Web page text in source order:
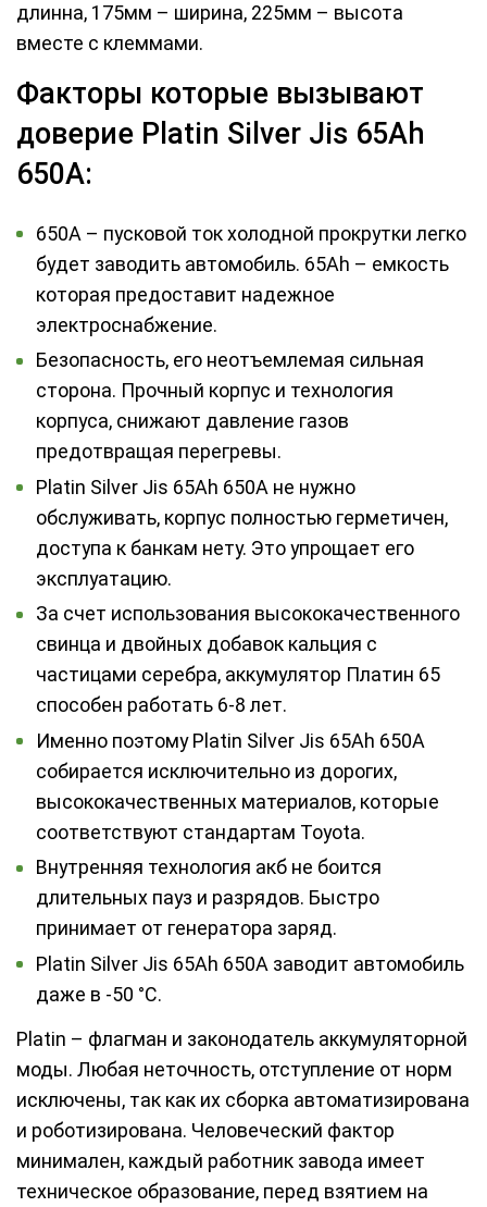
длинна, 175мм – ширина, 225мм – высота
вместе с клеммами.
Факторы которые вызывают
доверие Platin Silver Jis 65Ah
650A:
650A – пусковой ток холодной прокрутки легко
будет заводить автомобиль. 65Ah – емкость
которая предоставит надежное
электроснабжение.
Безопасность, его неотъемлемая сильная
сторона. Прочный корпус и технология
корпуса, снижают давление газов
предотвращая перегревы.
Platin Silver Jis 65Ah 650A не нужно
обслуживать, корпус полностью герметичен,
доступа к банкам нету. Это упрощает его
эксплуатацию.
За счет использования высококачественного
свинца и двойных добавок кальция с
частицами серебра, аккумулятор Платин 65
способен работать 6-8 лет.
Именно поэтому Platin Silver Jis 65Ah 650A
собирается исключительно из дорогих,
высококачественных материалов, которые
соответствуют стандартам Toyota.
Внутренняя технология акб не боится
длительных пауз и разрядов. Быстро
принимает от генератора заряд.
Platin Silver Jis 65Ah 650A заводит автомобиль
даже в -50 °С.
Platin – флагман и законодатель аккумуляторной
моды. Любая неточность, отступление от норм
исключены, так как их сборка автоматизирована
и роботизирована. Человеческий фактор
минимален, каждый работник завода имеет
техническое образование, перед взятием на